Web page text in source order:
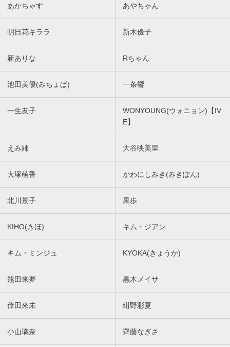
あかちゃす あやちゃん
明日花キララ 新木優子
新ありな Rちゃん
池田美優(みちょぱ) 一条響
一生友子
WONYOUNG(ウォニョン)【IV
E】
えみ姉 大谷映美里
大塚萌香 かわにしみき(みきぽん)
北川景子 果歩
KIHO(きほ) キム・ジアン
キム・ミンジュ KYOKA(きょうか)
熊田来夢 黒木メイサ
倖田來未 紺野彩夏
小山璃奈 齊藤なぎさ